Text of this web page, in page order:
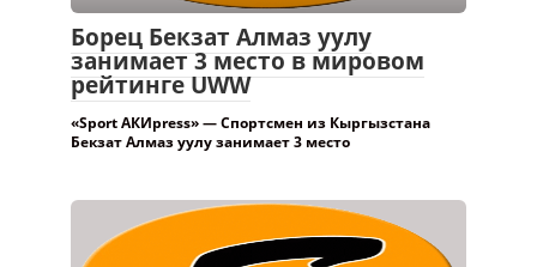
Борец Бекзат Алмаз уулу
занимает 3 место в мировом
рейтинге UWW
«Sport АКИpress» — Спортсмен из Кыргызстана
Бекзат Алмаз уулу занимает 3 место